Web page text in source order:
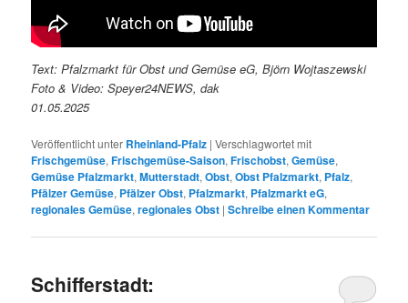
Text: Pfalzmarkt für Obst und Gemüse eG, Björn Wojtaszewski
Foto & Video: Speyer24NEWS, dak
01.05.2025
Veröffentlicht unter Rheinland-Pfalz |Verschlagwortet mit
Frischgemüse,Frischgemüse-Saison,Frischobst,Gemüse,
Gemüse Pfalzmarkt,Mutterstadt,Obst,Obst Pfalzmarkt, Pfalz,
Pfälzer Gemüse, Pfälzer Obst, Pfalzmarkt, Pfalzmarkt eG,
regionales Gemüse,regionales Obst |Schreibe einen Kommentar
Schifferstadt: